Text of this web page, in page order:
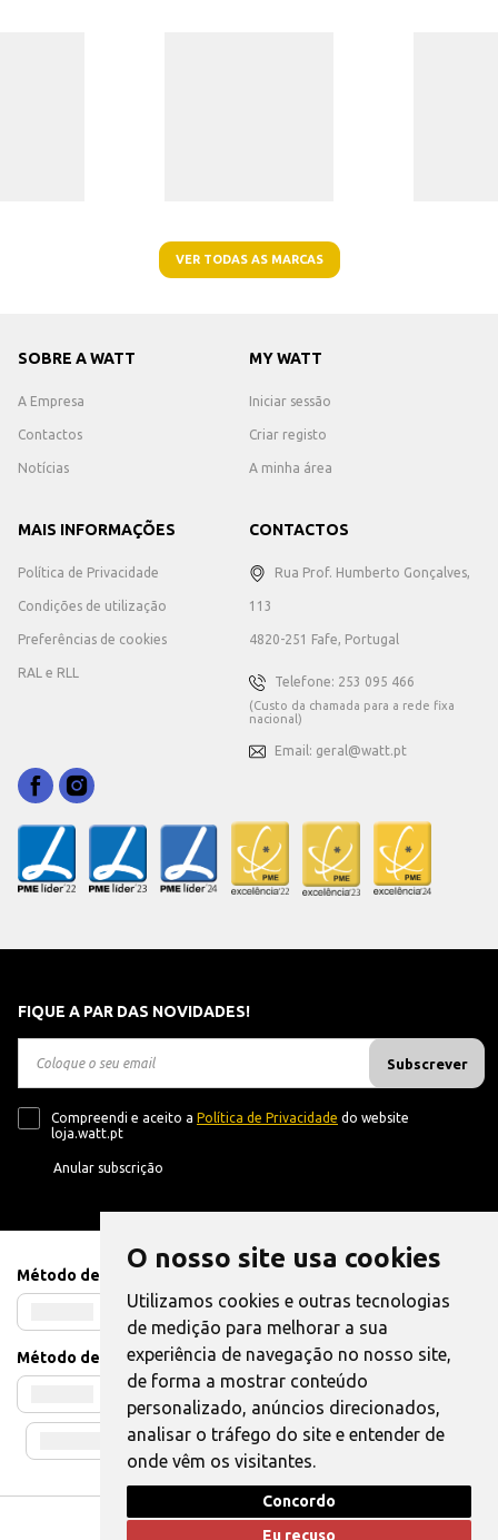
O nosso site usa cookies
Utilizamos cookies e outras tecnologias
de medição para melhorar a sua
experiência de navegação no nosso site,
de forma a mostrar conteúdo
personalizado, anúncios direcionados,
analisar o tráfego do site e entender de
onde vêm os visitantes.
Concordo
Eu recuso
VER TODAS AS MARCAS
SOBRE A WATT
A Empresa
Contactos
Notícias
MY WATT
Iniciar sessão
Criar registo
A minha área
MAIS INFORMAÇÕES
Política de Privacidade
Condições de utilização
Preferências de cookies
RAL e RLL
CONTACTOS
Rua Prof. Humberto Gonçalves,
113
4820-251 Fafe, Portugal
Telefone: 253 095 466
(Custo da chamada para a rede fixa
nacional)
Email: geral@watt.pt
FIQUE A PAR DAS NOVIDADES!
Subscrever
Compreendi e aceito a Política de Privacidade do website
loja.watt.pt
Anular subscrição
Método de Pagamento
Método de Envio
Livro de Reclamações | Também pode Elogiar